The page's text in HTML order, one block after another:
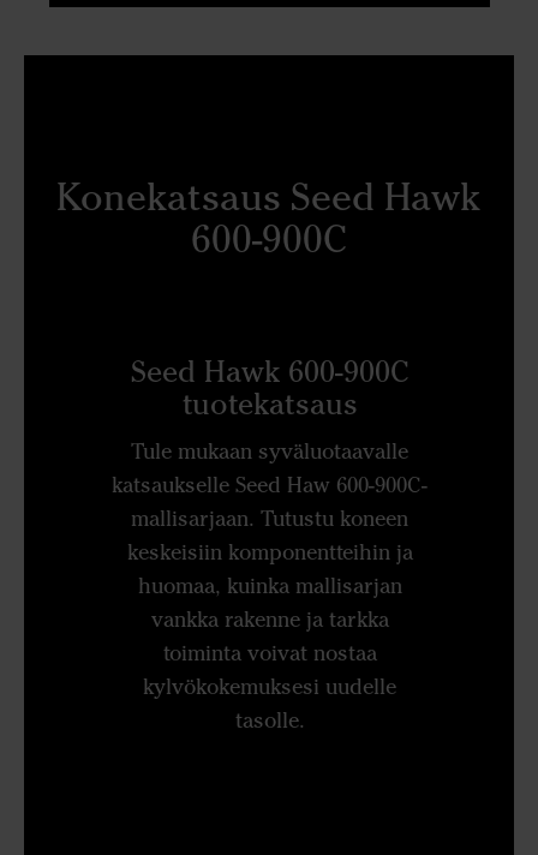
Konekatsaus Seed Hawk
600-900C
Seed Hawk 600-900C
tuotekatsaus
Tule mukaan syväluotaavalle
katsaukselle Seed Haw 600-900C-
mallisarjaan. Tutustu koneen
keskeisiin komponentteihin ja
huomaa, kuinka mallisarjan
vankka rakenne ja tarkka
toiminta voivat nostaa
kylvökokemuksesi uudelle
tasolle.